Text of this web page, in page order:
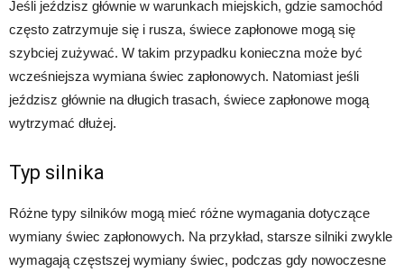
Jeśli jeździsz głównie w warunkach miejskich, gdzie samochód
często zatrzymuje się i rusza, świece zapłonowe mogą się
szybciej zużywać. W takim przypadku konieczna może być
wcześniejsza wymiana świec zapłonowych. Natomiast jeśli
jeździsz głównie na długich trasach, świece zapłonowe mogą
wytrzymać dłużej.
Typ silnika
Różne typy silników mogą mieć różne wymagania dotyczące
wymiany świec zapłonowych. Na przykład, starsze silniki zwykle
wymagają częstszej wymiany świec, podczas gdy nowoczesne